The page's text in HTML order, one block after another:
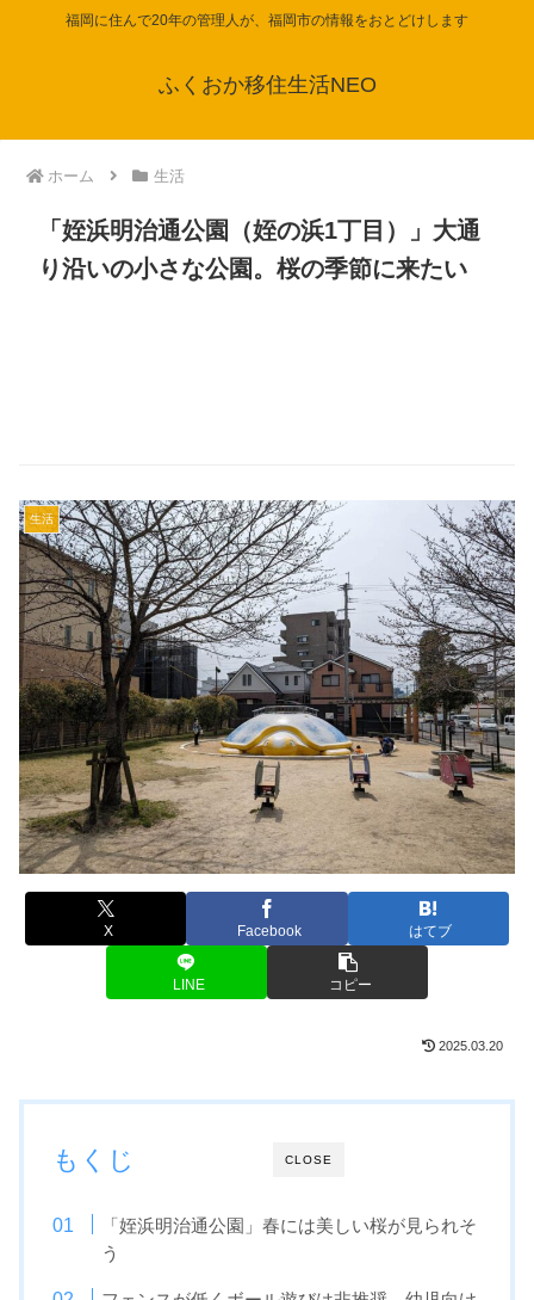
福岡に住んで20年の管理人が、福岡市の情報をおとどけします
ふくおか移住生活NEO
ホーム 生活
「姪浜明治通公園（姪の浜1丁目）」大通
り沿いの小さな公園。桜の季節に来たい
生活
X Facebook はてブ
LINE コピー
2025.03.20
CLOSE
もくじ
「姪浜明治通公園」春には美しい桜が見られそ
う